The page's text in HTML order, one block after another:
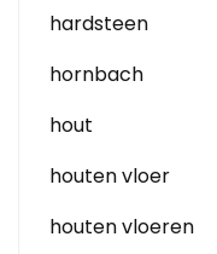
hardsteen
hornbach
hout
houten vloer
houten vloeren